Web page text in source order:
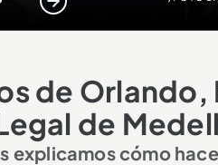
4
de Orlando,
de
explicamos cómo